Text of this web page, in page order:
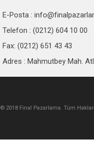
E-Posta :
Telefon : (0212) 604 10 00
Fax: (0212) 651 43 43
Adres : Mahmutbey Mah.
© 2018 Final Pazarlama. Tüm Hakları